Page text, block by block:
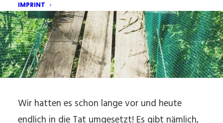
IMPRINT
Wir hatten es schon lange vor und heute
endlich in die Tat umgesetzt! Es gibt nämlich,